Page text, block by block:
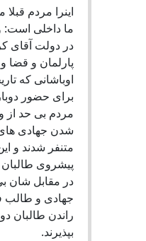
اینرا مردم
ما داخلی است:
در دولت آقای
پارلمان و
اوباشانی که
برای حضور
مردم بی حد از
شدن جهادی های
متنفر شدند و
پیشروی
در مقابل شان
جهادی و طالب
راندن طالبان
بپذیرند.